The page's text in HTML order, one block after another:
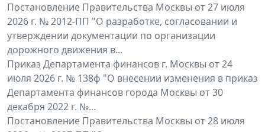
Постановление Правительства Москвы от 27 июля
2026 г. № 2012-ПП "О разработке, согласовании и
утверждении документации по организации
дорожного движения в...
Приказ Департамента финансов г. Москвы от 24
июля 2026 г. № 138ф "О внесении изменения в приказ
Департамента финансов города Москвы от 30
декабря 2022 г. №...
Постановление Правительства Москвы от 28 июля